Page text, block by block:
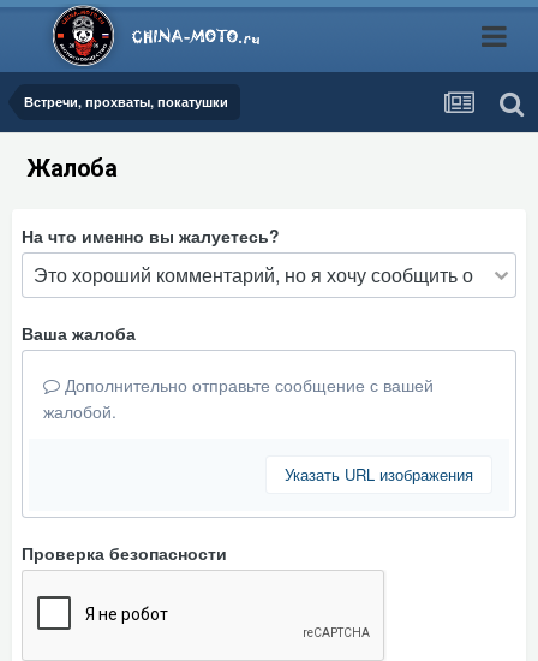
Встречи, прохваты, покатушки
Жалоба
На что именно вы жалуетесь?
Ваша жалоба
Дополнительно отправьте сообщение с вашей
жалобой.
Указать URL изображения
Проверка безопасности